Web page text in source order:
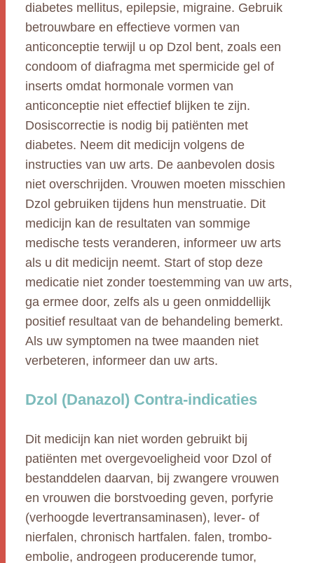
diabetes mellitus, epilepsie, migraine. Gebruik
betrouwbare en effectieve vormen van
anticonceptie terwijl u op Dzol bent, zoals een
condoom of diafragma met spermicide gel of
inserts omdat hormonale vormen van
anticonceptie niet effectief blijken te zijn.
Dosiscorrectie is nodig bij patiënten met
diabetes. Neem dit medicijn volgens de
instructies van uw arts. De aanbevolen dosis
niet overschrijden. Vrouwen moeten misschien
Dzol gebruiken tijdens hun menstruatie. Dit
medicijn kan de resultaten van sommige
medische tests veranderen, informeer uw arts
als u dit medicijn neemt. Start of stop deze
medicatie niet zonder toestemming van uw arts,
ga ermee door, zelfs als u geen onmiddellijk
positief resultaat van de behandeling bemerkt.
Als uw symptomen na twee maanden niet
verbeteren, informeer dan uw arts.
Dzol (Danazol) Contra-indicaties
Dit medicijn kan niet worden gebruikt bij
patiënten met overgevoeligheid voor Dzol of
bestanddelen daarvan, bij zwangere vrouwen
en vrouwen die borstvoeding geven, porfyrie
(verhoogde levertransaminasen), lever- of
nierfalen, chronisch hartfalen. falen, trombo-
embolie, androgeen producerende tumor,